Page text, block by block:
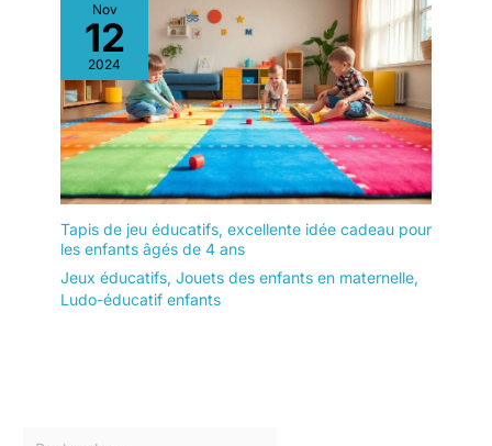
Nov
12
2024
Tapis de jeu éducatifs, excellente idée cadeau pour
les enfants âgés de 4 ans
Jeux éducatifs, Jouets des enfants en maternelle,
Ludo-éducatif enfants